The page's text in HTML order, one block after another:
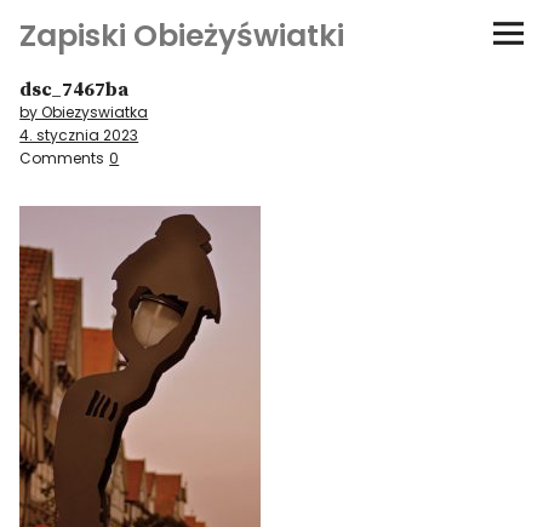
Zapiski Obieżyświatki
Podróże
Kultura i sztuka
O-fiszki
Niezwyczajne ściany
Dom na kółkach
dsc_7467ba
by Obiezyswiatka
4. stycznia 2023
Comments 0